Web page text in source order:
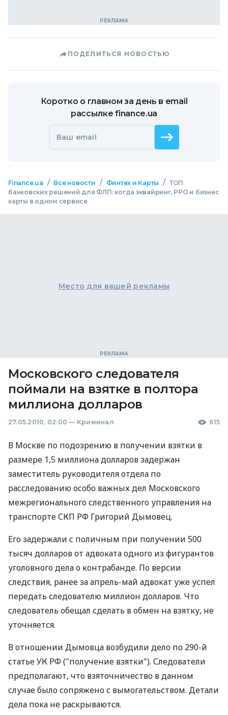
ПОДЕЛИТЬСЯ НОВОСТЬЮ
Коротко о главном за день в email
рассылке finance.ua
Ваш email
Finance.ua / Все новости / Финтех и Карты / ТОП
банковских решений для ФЛП: когда эквайринг, РРО и бизнес
карты в одном сервисе
Место для вашей рекламы
Московского следователя
поймали на взятке в полтора
миллиона долларов
27.05.2010, 02:00 — Криминал 615
В Москве по подозрению в получении взятки в
размере 1,5 миллиона долларов задержан
заместитель руководителя отдела по
расследованию особо важных дел Московского
межрегионального следственного управления на
транспорте СКП РФ Григорий Дымовец.
Его задержали с поличным при получении 500
тысяч долларов от адвоката одного из фигурантов
уголовного дела о контрабанде. По версии
следствия, ранее за апрель-май адвокат уже успел
передать следователю миллион долларов. Что
следователь обещал сделать в обмен на взятку, не
уточняется.
В отношении Дымовца возбудили дело по 290-й
статье УК РФ ("получение взятки"). Следователи
предполагают, что взяточничество в данном
случае было сопряжено с вымогательством. Детали
дела пока не раскрываются.